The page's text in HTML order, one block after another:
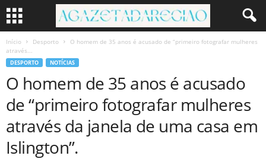
Início Desporto
O homem de 35 anos é acusado de “primeiro fotografar mulheres
através...
DESPORTO NOTÍCIAS
O homem de 35 anos é acusado
de “primeiro fotografar mulheres
através da janela de uma casa em
Islington”.